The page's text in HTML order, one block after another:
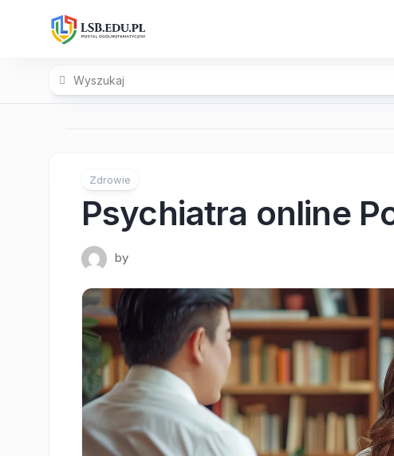
Zdrowie
Psychiatra online
by